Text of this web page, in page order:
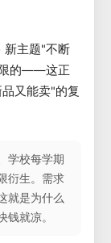
新主题"不断
限的——这正
又能卖"的复
学校每学期
衍生。需求
就是为什么
就凉。